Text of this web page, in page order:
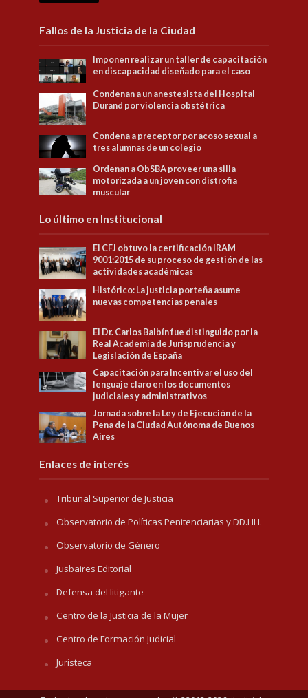
Fallos de la Justicia de la Ciudad
Imponen realizar un taller de capacitación
en discapacidad diseñado para el caso
Condenan a un anestesista del Hospital
Durand por violencia obstétrica
Condena a preceptor por acoso sexual a
tres alumnas de un colegio
Ordenan a ObSBA proveer una silla
motorizada a un joven con distrofia
muscular
Lo último en Institucional
El CFJ obtuvo la certificación IRAM
9001:2015 de su proceso de gestión de las
actividades académicas
Histórico: La justicia porteña asume
nuevas competencias penales
El Dr. Carlos Balbín fue distinguido por la
Real Academia de Jurisprudencia y
Legislación de España
Capacitación para Incentivar el uso del
lenguaje claro en los documentos
judiciales y administrativos
Jornada sobre la Ley de Ejecución de la
Pena de la Ciudad Autónoma de Buenos
Aires
Enlaces de interés
Tribunal Superior de Justicia
Observatorio de Políticas Penitenciarias y DD.HH.
Observatorio de Género
Jusbaires Editorial
Defensa del litigante
Centro de la Justicia de la Mujer
Centro de Formación Judicial
Juristeca